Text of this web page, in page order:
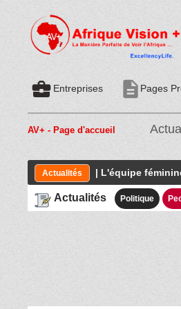
business_centerEntreprises descriptionPages
AV+ - Page d'accueil
Actualités | L'équipe
Actualités Politique